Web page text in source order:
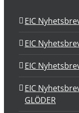
EIC
EIC
EIC
EIC
GLÖDER